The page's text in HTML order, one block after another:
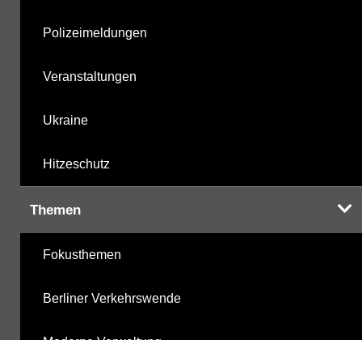
Polizeimeldungen
Veranstaltungen
Ukraine
Hitzeschutz
Themen
Fokusthemen
Berliner Verkehrswende